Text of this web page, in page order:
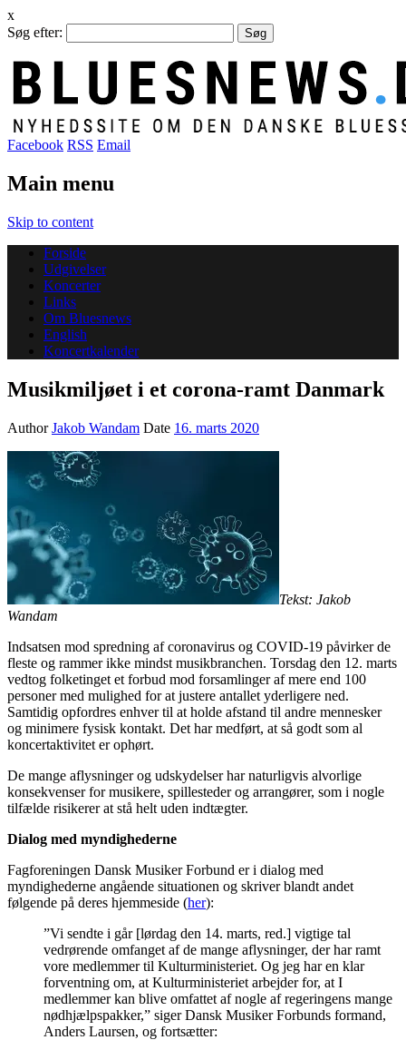
x
Søg efter:
Facebook RSS Email
Main menu
Skip to content
Forside
Udgivelser
Koncerter
Links
Om Bluesnews
English
Koncertkalender
Musikmiljøet i et corona-ramt Danmark
AuthorJakob Wandam Date 16. marts 2020
Tekst: Jakob
Wandam
Indsatsen mod spredning af coronavirus og COVID-19 påvirker de
fleste og rammer ikke mindst musikbranchen. Torsdag den 12. marts
vedtog folketinget et forbud mod forsamlinger af mere end 100
personer med mulighed for at justere antallet yderligere ned.
Samtidig opfordres enhver til at holde afstand til andre mennesker
og minimere fysisk kontakt. Det har medført, at så godt som al
koncertaktivitet er ophørt.
De mange aflysninger og udskydelser har naturligvis alvorlige
konsekvenser for musikere, spillesteder og arrangører, som i nogle
tilfælde risikerer at stå helt uden indtægter.
Dialog med myndighederne
Fagforeningen Dansk Musiker Forbund er i dialog med
myndighederne angående situationen og skriver blandt andet
følgende på deres hjemmeside (her):
”Vi sendte i går [lørdag den 14. marts, red.] vigtige tal
vedrørende omfanget af de mange aflysninger, der har ramt
vore medlemmer til Kulturministeriet. Og jeg har en klar
forventning om, at Kulturministeriet arbejder for, at I
medlemmer kan blive omfattet af nogle af regeringens mange
nødhjælpspakker,” siger Dansk Musiker Forbunds formand,
Anders Laursen, og fortsætter: